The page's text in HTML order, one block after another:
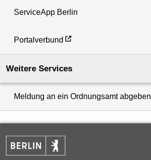
ServiceApp Berlin
Portalverbund
Weitere Services
Meldung an ein Ordnungsamt abgeben